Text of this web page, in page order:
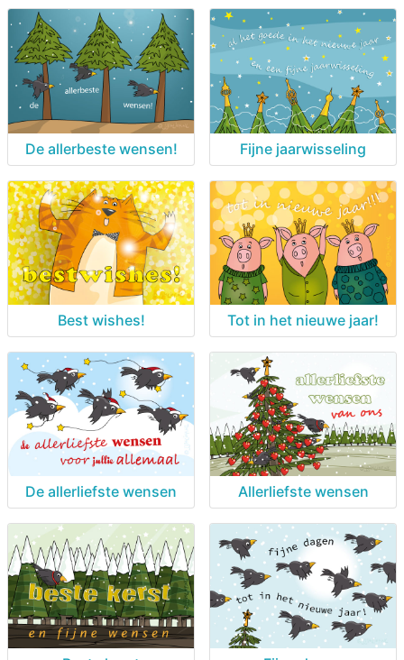
De allerbeste wensen! Fijne jaarwisseling
Best wishes! Tot in het nieuwe jaar!
De allerliefste wensen Allerliefste wensen